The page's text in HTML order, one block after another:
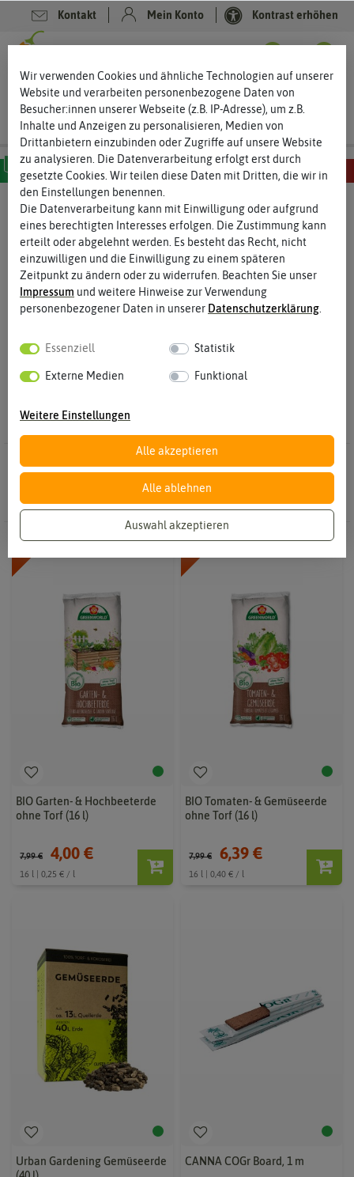
Kontakt Mein Konto Kontrast erhöhen
MILD SCHARF SEHR SCHARF
Anzucht, Kultivierung & Ernte- Umtopfen -
Chilierden
Gute Erde auswählen leicht gemacht
Der richtige Boden ist die Grundlage für einen erfolgreichen
Anbau. Er ist Nährstoffdepot, Wasserspeicher und Stütze in
Lebensraum für deine Keimlinge, damit diese zu kräftigen
Chilipflanzen mit reichem Fruchtbehang heranwachsen. Was
eine gute Erde ausmacht und welches Substrat besonders für die
4 Ergebnisse
-50%
BIO Garten- & Hochbeeterde
ohne Torf (16 l)
7,99 € 4,00 €
16 l | 0,25 € / l
-20%
BIO Tomaten- & Gemüseerde
ohne Torf (16 l)
7,99 € 6,39 €
16 l | 0,40 € / l
Urban Gardening Gemüseerde
CANNA COGr Board, 1 m
Filter
Wir verwenden Cookies und ähnliche Technologien auf unserer
Website und verarbeiten personenbezogene Daten von
Besucher:innen unserer Webseite (z.B. IP-Adresse), um z.B.
Inhalte und Anzeigen zu personalisieren, Medien von
Drittanbietern einzubinden oder Zugriffe auf unsere Website
zu analysieren. Die Datenverarbeitung erfolgt erst durch
gesetzte Cookies. Wir teilen diese Daten mit Dritten, die wir in
den Einstellungen benennen.
Die Datenverarbeitung kann mit Einwilligung oder aufgrund
eines berechtigten Interesses erfolgen. Die Zustimmung kann
erteilt oder abgelehnt werden. Es besteht das Recht, nicht
einzuwilligen und die Einwilligung zu einem späteren
Zeitpunkt zu ändern oder zu widerrufen. Beachten Sie unser
Impressum und weitere Hinweise zur Verwendung
personenbezogener Daten in unserer Daten­schutz­erklärung
Essenziell Statistik
Externe Medien Funktional
Weitere Einstellungen
Alle akzeptieren
Alle ablehnen
Auswahl akzeptieren